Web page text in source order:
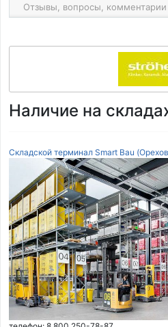
Отзывы, вопросы, комментарии
Наличие на
Складской терминал Smart Bau